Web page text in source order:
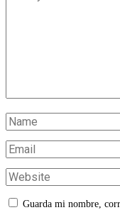
Guarda mi nombre,